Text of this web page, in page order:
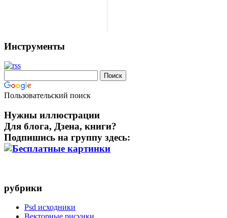
Инструменты
Пользовательский поиск
Нужны иллюстрации
Для блога, Дзена, книги?
Подпишись на группу здесь:
рубрики
Psd исходники